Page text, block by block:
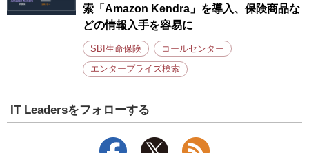
索「Amazon Kendra」を導入、保険商品な
どの情報入手を容易に
SBI生命保険 コールセンター
エンタープライズ検索
IT Leadersをフォローする